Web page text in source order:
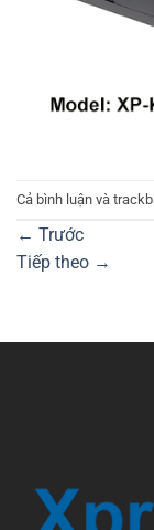
Cả bình luận và
← Trước
Tiếp theo →